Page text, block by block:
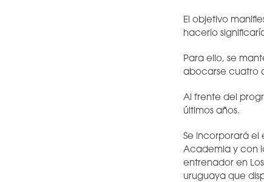
El objetivo
hacerlo
Para ello, se
abocarse cuatro
Al frente del
últimos años.
Se incorporará el
Academia y con
entrenador en
uruguaya que